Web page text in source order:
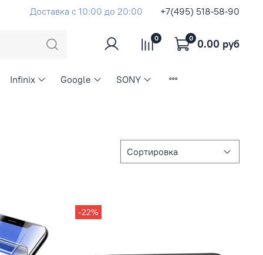
Доставка с 10:00 до 20:00 +7(495) 518-58-90
0 0 0.00 руб
Infinix Google SONY
-22%